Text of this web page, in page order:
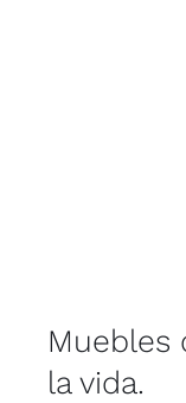
Muebles
la vida.